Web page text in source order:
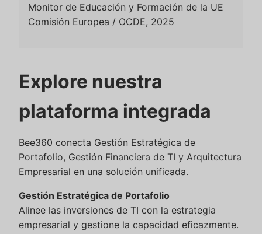
Monitor de Educación y Formación de la UE
Comisión Europea / OCDE, 2025
Explore nuestra
plataforma integrada
Bee360 conecta Gestión Estratégica de
Portafolio, Gestión Financiera de TI y Arquitectura
Empresarial en una solución unificada.
Gestión Estratégica de Portafolio
Alinee las inversiones de TI con la estrategia
empresarial y gestione la capacidad eficazmente.